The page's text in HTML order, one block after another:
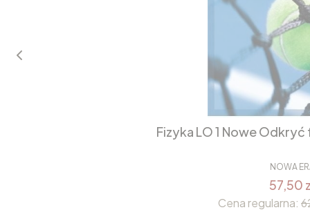
Fizyka LO 1 Nowe
NOWA
57,50
Cena regularna: